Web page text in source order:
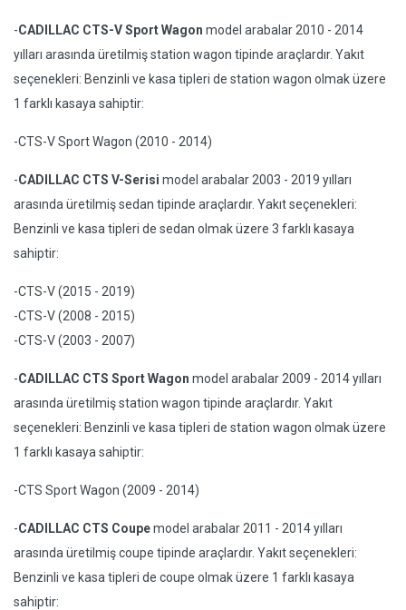
-CADILLAC CTS-V Sport Wagon model arabalar 2010 - 2014
yılları arasında üretilmiş station wagon tipinde araçlardır. Yakıt
seçenekleri: Benzinli ve kasa tipleri de station wagon olmak üzere
1 farklı kasaya sahiptir:
-CTS-V Sport Wagon (2010 - 2014)
-CADILLAC CTS V-Serisi model arabalar 2003 - 2019 yılları
arasında üretilmiş sedan tipinde araçlardır. Yakıt seçenekleri:
Benzinli ve kasa tipleri de sedan olmak üzere 3 farklı kasaya
sahiptir:
-CTS-V (2015 - 2019)
-CTS-V (2008 - 2015)
-CTS-V (2003 - 2007)
-CADILLAC CTS Sport Wagon model arabalar 2009 - 2014 yılları
arasında üretilmiş station wagon tipinde araçlardır. Yakıt
seçenekleri: Benzinli ve kasa tipleri de station wagon olmak üzere
1 farklı kasaya sahiptir:
-CTS Sport Wagon (2009 - 2014)
-CADILLAC CTS Coupemodel arabalar 2011 - 2014 yılları
arasında üretilmiş coupe tipinde araçlardır. Yakıt seçenekleri:
Benzinli ve kasa tipleri de coupe olmak üzere 1 farklı kasaya
sahiptir: